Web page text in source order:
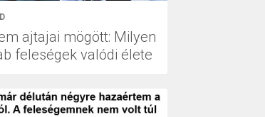
ajtajai mögött: Milyen
feleségek valódi élete